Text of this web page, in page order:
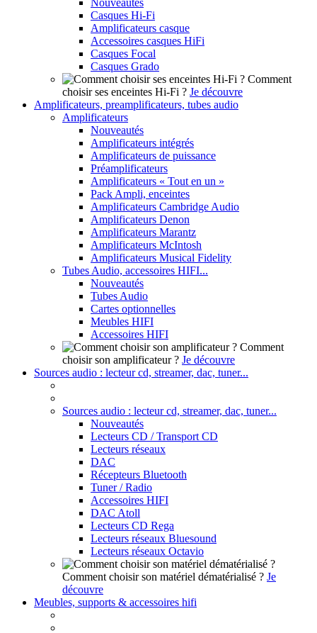
Casques Hi-Fi
Amplificateurs casque
Accessoires casques HiFi
Casques Focal
Casques Grado
Comment
choisir ses enceintes Hi-Fi ? Je découvre
Amplificateurs, preamplificateurs, tubes audio
Amplificateurs
Nouveautés
Amplificateurs intégrés
Amplificateurs de puissance
Préamplificateurs
Amplificateurs « Tout en un »
Pack Ampli, enceintes
Amplificateurs Cambridge Audio
Amplificateurs Denon
Amplificateurs Marantz
Amplificateurs McIntosh
Amplificateurs Musical Fidelity
Tubes Audio, accessoires HIFI...
Nouveautés
Tubes Audio
Cartes optionnelles
Meubles HIFI
Accessoires HIFI
Comment
choisir son amplificateur ? Je découvre
Sources audio : lecteur cd, streamer, dac, tuner...
Sources audio : lecteur cd, streamer, dac, tuner...
Nouveautés
Lecteurs CD / Transport CD
Lecteurs réseaux
DAC
Récepteurs Bluetooth
Tuner / Radio
Accessoires HIFI
DAC Atoll
Lecteurs CD Rega
Lecteurs réseaux Bluesound
Lecteurs réseaux Octavio
Comment choisir son matériel dématérialisé ? Je
découvre
Meubles, supports & accessoires hifi